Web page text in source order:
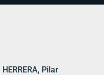
Pilar